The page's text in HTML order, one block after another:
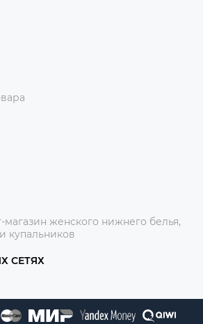
магазин женского нижнего белья,
купальников
СЕТЯХ